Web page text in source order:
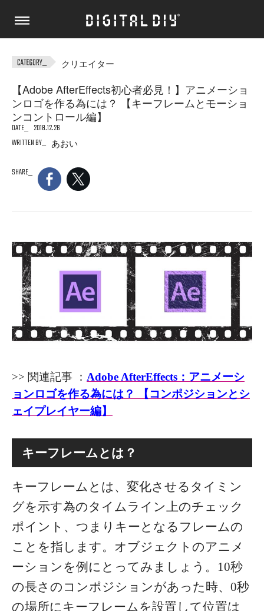
クリエイター
【Adobe AfterEffects初心者必見！】アニメーショ
ンロゴを作る為には？ 【キーフレームとモーショ
ンコントロール編】
DATE
2018.12.26
WRITTEN BY
あおい
SHARE
>> 関連記事 ： Adobe AfterEffects：アニメーシ
ョンロゴを作る為には？ 【コンポジションとシ
ェイプレイヤー編】
キーフレームとは？
キーフレームとは、変化させるタイミン
グを示す為のタイムライン上のチェック
ポイント、つまりキーとなるフレームの
ことを指します。オブジェクトのアニメ
ーションを例にとってみましょう。10秒
の長さのコンポジションがあった時、0秒
の場所にキーフレームを設置して位置は